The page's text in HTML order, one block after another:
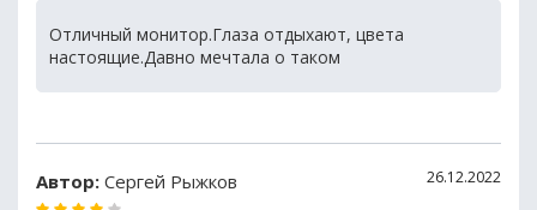
Отличный монитор.Глаза отдыхают, цвета
настоящие.Давно мечтала о таком
Автор: Сергей Рыжков 26.12.2022